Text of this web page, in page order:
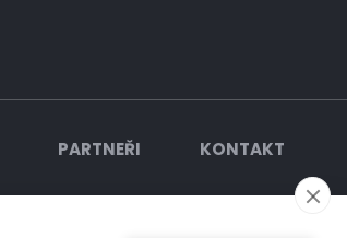
PARTNEŘI KONTAKT